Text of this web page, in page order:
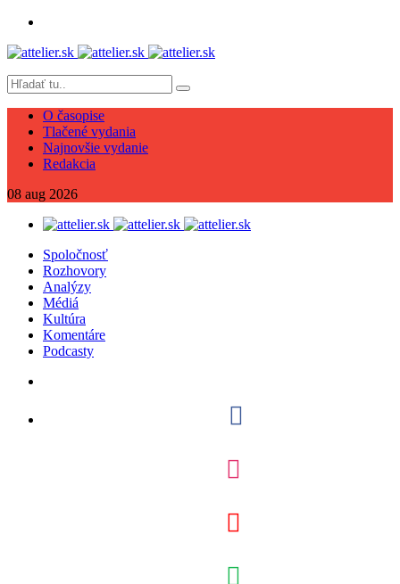
O časopise
Tlačené vydania
Najnovšie vydanie
Redakcia
08 aug 2026
Spoločnosť
Rozhovory
Analýzy
Médiá
Kultúra
Komentáre
Podcasty